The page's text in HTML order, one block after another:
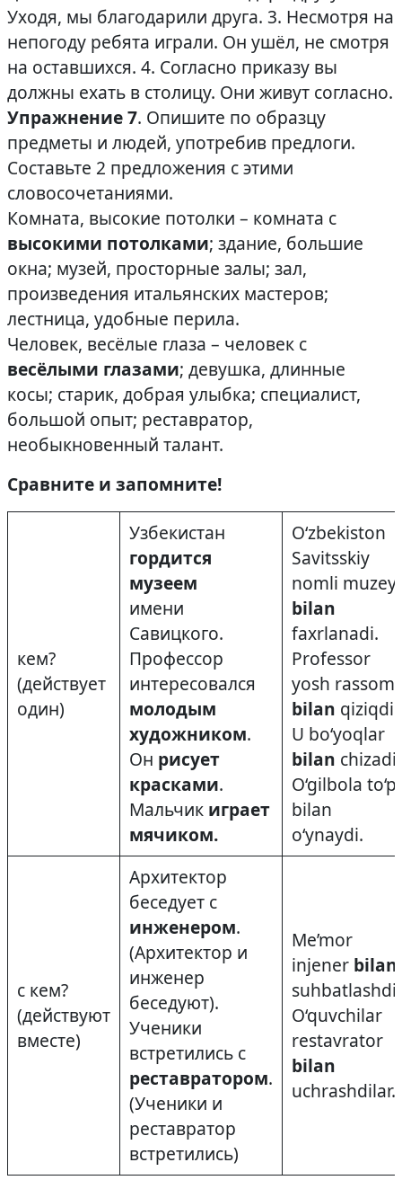
Уходя, мы благодарили друга. 3. Несмотря на
непогоду ребята играли. Он ушёл, не смотря
на оставшихся. 4. Согласно приказу вы
должны ехать в столицу. Они живут согласно.
Упражнение 7. Опишите по образцу
предметы и людей, употребив предлоги.
Составьте 2 предложения с этими
словосочетаниями.
Комната, высокие потолки – комната с
высокими потолками; здание, большие
окна; музей, просторные залы; зал,
произведения итальянских мастеров;
лестница, удобные перила.
Человек, весёлые глаза – человек с
весёлыми глазами; девушка, длинные
косы; старик, добрая улыбка; специалист,
большой опыт; реставратор,
необыкновенный талант.
Сравните и запомните!
кем?
(действует
один)
Узбекистан
гордится
музеем
имени
Савицкого.
Профессор
интересовался
молодым
художником.
Он рисует
красками.
Мальчик играет
мячиком.
O‘zbekiston
Savitsskiy
nomli muzey
bilan
faxrlanadi.
Professor
yosh rassom
bilan qiziqdi.
U bo‘yoqlar
bilan chizadi.
O‘gilbola to‘p
bilan
o‘ynaydi.
с кем?
(действуют
вместе)
Архитектор
беседует с
инженером.
(Архитектор и
инженер
беседуют).
Ученики
встретились с
реставратором.
(Ученики и
реставратор
встретились)
Me’mor
injener bilan
suhbatlashdi.
O‘quvchilar
restavrator
bilan
uchrashdilar.